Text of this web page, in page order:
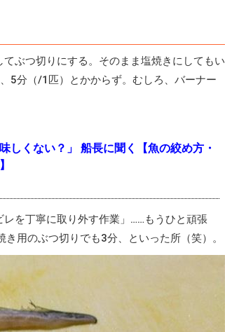
ぶつ切りにする。そのまま塩焼きにしてもい
5分（/1匹）とかからず。むしろ、バーナー
しくない？」 船長に聞く【魚の絞め方・
を丁寧に取り外す作業」……もうひと頑張
用のぶつ切りでも3分、といった所（笑）。